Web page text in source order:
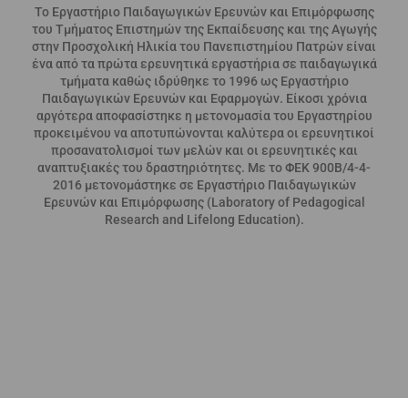
Το Εργαστήριο Παιδαγωγικών Ερευνών και Επιμόρφωσης
του Τμήματος Επιστημών της Εκπαίδευσης και της Αγωγής
στην Προσχολική Ηλικία του Πανεπιστημίου Πατρών είναι
ένα από τα πρώτα ερευνητικά εργαστήρια σε παιδαγωγικά
τμήματα καθώς ιδρύθηκε το 1996 ως Εργαστήριο
Παιδαγωγικών Ερευνών και Εφαρμογών. Είκοσι χρόνια
αργότερα αποφασίστηκε η μετονομασία του Εργαστηρίου
προκειμένου να αποτυπώνονται καλύτερα οι ερευνητικοί
προσανατολισμοί των μελών και οι ερευνητικές και
αναπτυξιακές του δραστηριότητες. Με το ΦΕΚ 900Β/4-4-
2016 μετονομάστηκε σε Εργαστήριο Παιδαγωγικών
Ερευνών και Επιμόρφωσης (Laboratory of Pedagogical
Research and Lifelong Education).